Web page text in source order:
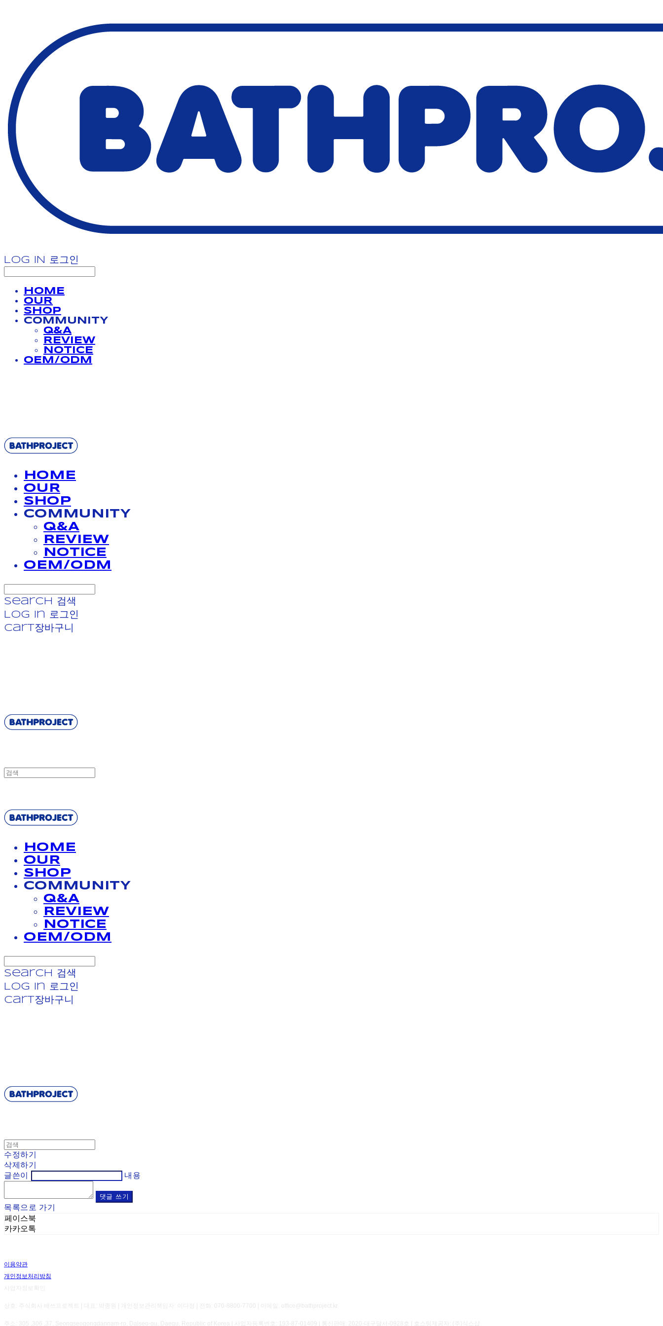
LOG IN 로그인
HOME
OUR
SHOP
COMMUNITY
Q&A
REVIEW
NOTICE
OEM/ODM
HOME
OUR
SHOP
COMMUNITY
Q&A
REVIEW
NOTICE
OEM/ODM
Search
검색
Log In
로그인
Cart장바구니
HOME
OUR
SHOP
COMMUNITY
Q&A
REVIEW
NOTICE
OEM/ODM
Search
검색
Log In
로그인
Cart장바구니
수정하기
삭제하기
글쓴이
내용
댓글 쓰기
목록으로 가기
페이스북
카카오톡
이용약관
개인정보처리방침
사업자정보확인
상호: 주식회사 배쓰프로젝트 | 대표: 박종원 | 개인정보관리책임자: 이다정 | 전화: 070-8800-7700 | 이메일: office@bathproject.kr
주소: 305 ,306 ,37, Seongseogongdannam-ro, Dalseo-gu, Daegu, Republic of Korea | 사업자등록번호: 193-87-01409 2020-대구달서-0928호 | 호스팅제공자: (주)식스샵